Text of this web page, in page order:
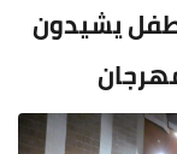
يشيدون